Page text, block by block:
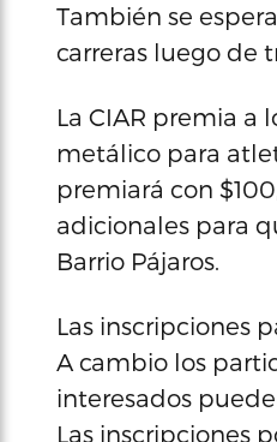
También se
carreras luego de
La CIAR premia
metálico para
premiará con
adicionales para
Barrio Pájaros.
Las inscripciones
A cambio los
interesados
Las inscripciones